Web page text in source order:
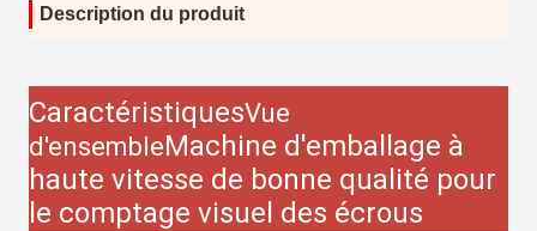
Description du produit
CaractéristiquesVue
d'ensembleMachine d'emballage à
haute vitesse de bonne qualité pour
le comptage visuel des écrous